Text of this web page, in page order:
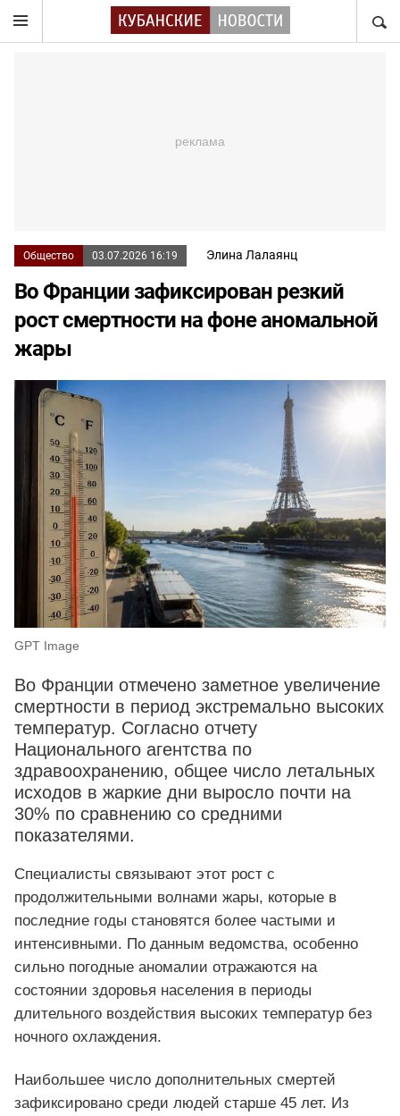
Общество 03.07.2026 16:19 Элина Лалаянц
Во Франции зафиксирован резкий
рост смертности на фоне аномальной
жары
GPT Image
Во Франции отмечено заметное увеличение
смертности в период экстремально высоких
температур. Согласно отчету
Национального агентства по
здравоохранению, общее число летальных
исходов в жаркие дни выросло почти на
30% по сравнению со средними
показателями.
Специалисты связывают этот рост с
продолжительными волнами жары, которые в
последние годы становятся более частыми и
интенсивными. По данным ведомства, особенно
сильно погодные аномалии отражаются на
состоянии здоровья населения в периоды
длительного воздействия высоких температур без
ночного охлаждения.
Наибольшее число дополнительных смертей
зафиксировано среди людей старше 45 лет. Из